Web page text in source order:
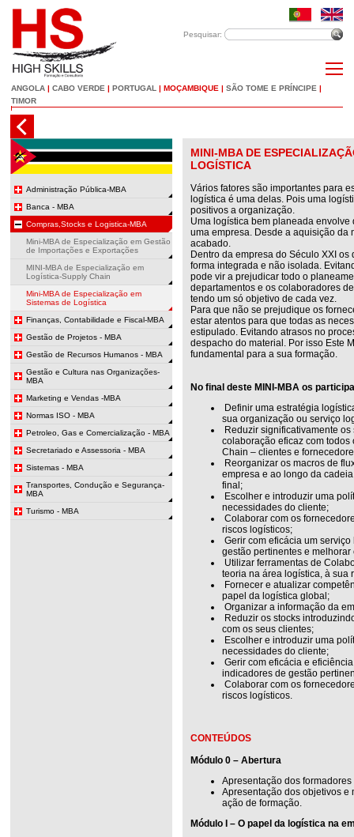
Pesquisar:
ANGOLA | CABO VERDE | PORTUGAL | MOÇAMBIQUE | SÃO TOME E PRÍNCIPE |
TIMOR
Administração Pública-MBA
Banca - MBA
Compras,Stocks e Logistica-MBA
Mini-MBA de Especialização em Gestão
de Importações e Exportações
MINI-MBA de Especialização em
Logística-Supply Chain
Mini-MBA de Especialização em
Sistemas de Logística
Finanças, Contabilidade e Fiscal-MBA
Gestão de Projetos - MBA
Gestão de Recursos Humanos - MBA
Gestão e Cultura nas Organizações-
MBA
Marketing e Vendas -MBA
Normas ISO - MBA
Petroleo, Gas e Comercialização - MBA
Secretariado e Assessoria - MBA
Sistemas - MBA
Transportes, Condução e Segurança-
MBA
Turismo - MBA
MINI-MBA DE
LOGÍSTICA
Vários fatores são importantes para
logística é uma delas. Pois uma
positivos a organização.
Uma logística bem planeada
uma empresa. Desde a aquisição da
acabado.
Dentro da empresa do Século XXI
forma integrada e não isolada.
pode vir a prejudicar todo o
departamentos e os colaboradores
tendo um só objetivo de cada vez.
Para que não se prejudique os
estar atentos para que todas as
estipulado. Evitando atrasos no
despacho do material. Por isso Este
fundamental para a sua formação.
No final deste MINI-MBA os
Definir uma estratégia
sua organização ou serviço
Reduzir significativamente
colaboração eficaz com
Chain – clientes e
Reorganizar os macros de
empresa e ao longo da
final;
Escolher e introduzir uma
necessidades do cliente;
Colaborar com os
riscos logísticos;
Gerir com eficácia um
gestão pertinentes e
Utilizar ferramentas de
teoria na área logística, à sua
Fornecer e atualizar
papel da logística global;
Organizar a informação da
Reduzir os stocks
com os seus clientes;
Escolher e introduzir uma
necessidades do cliente;
Gerir com eficácia e
indicadores de gestão
Colaborar com os
riscos logísticos.
CONTEÚDOS
Módulo 0 – Abertura
Apresentação dos
Apresentação dos objetivos
ação de formação.
Módulo I – O papel da logística na